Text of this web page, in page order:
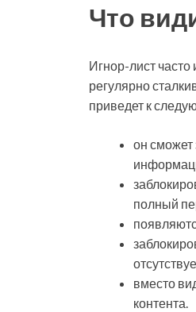
Что
Игнор-лист часто
регулярно
приведет к
он сможет
полный
вместо
контента.